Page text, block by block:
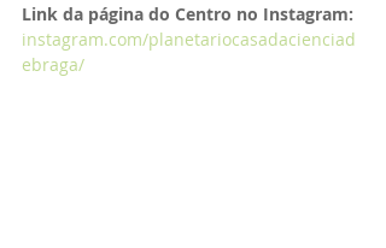
Link da página do Centro no Instagram:
instagram.com/planetariocasadacienciad
ebraga/